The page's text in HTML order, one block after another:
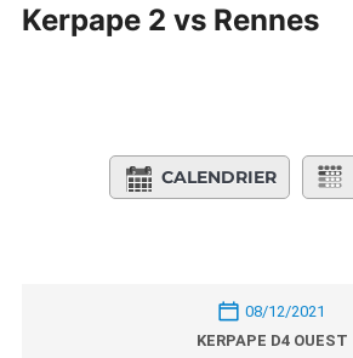
Kerpape 2 vs Rennes
CALENDRIER
08/12/2021
KERPAPE D4 OUEST